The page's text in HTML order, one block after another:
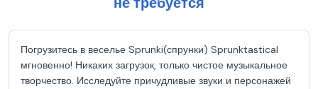
Погрузитесь в веселье Sprunki(спрунки) Sprunktastical
мгновенно! Никаких загрузок, только чистое музыкальное
творчество. Исследуйте причудливые звуки и персонажей